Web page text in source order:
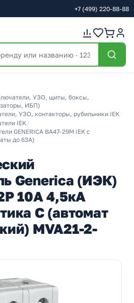
+7 (499) 220-88-88
УЗО, щиты, боксы,
ИБП)
УЗО, контакторы, рубильники IEK
IEK/
GENERICA ВА47-29М IEK с
до 63A)
Generica (ИЭК)
10А 4,5кА
С (автомат
MVA21-2-